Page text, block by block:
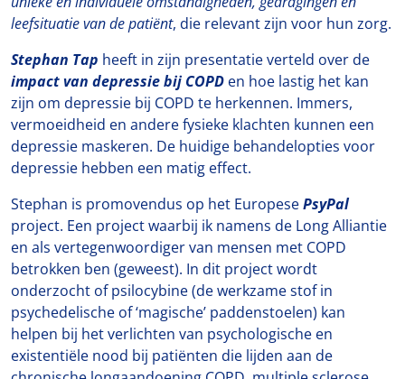
leefsituatie van de patiënt, die relevant zijn voor hun zorg.
Stephan Tap heeft in zijn presentatie verteld over de
impact van depressie bij COPD en hoe lastig het kan
zijn om depressie bij COPD te herkennen. Immers,
vermoeidheid en andere fysieke klachten kunnen een
depressie maskeren. De huidige behandelopties voor
depressie hebben een matig effect.
Stephan is promovendus op het EuropesePsyPal
project. Een project waarbij ik namens de Long Alliantie
en als vertegenwoordiger van mensen met COPD
betrokken ben (geweest). In dit project wordt
onderzocht of psilocybine (de werkzame stof in
psychedelische of ‘magische’ paddenstoelen) kan
helpen bij het verlichten van psychologische en
existentiële nood bij patiënten die lijden aan de